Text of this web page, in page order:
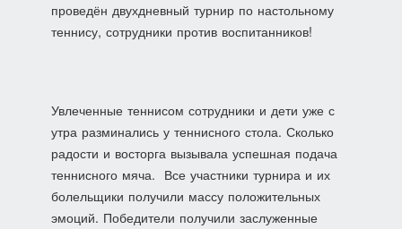
проведён двухдневный турнир по настольному
теннису, сотрудники против воспитанников!
Увлеченные теннисом сотрудники и дети уже с
утра разминались у теннисного стола. Сколько
радости и восторга вызывала успешная подача
теннисного мяча. Все участники турнира и их
болельщики получили массу положительных
эмоций. Победители получили заслуженные